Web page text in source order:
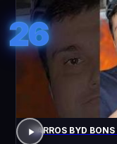
26
CARROS BYD